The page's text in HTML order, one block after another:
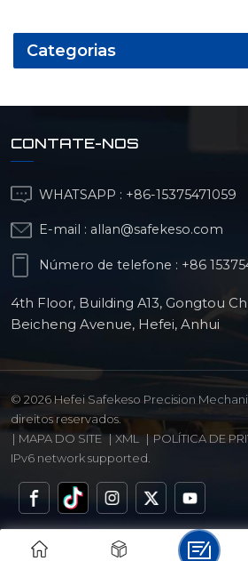
Categorias
CONTATE-NOS
WHATSAPP : +86-15375471059
E-mail : allan@safekeso.com
Número de telefone : +86
4th Floor, Building A13, Gongtou
Beicheng Avenue, Hefei, Anhui
© 2026 Hefei Safekeso Precision
direitos reservados.
| MAPA DO SITE | XML | POLÍTICA DE
IPv6 network supported.